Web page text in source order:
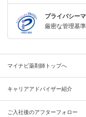
プライバシー
厳密な管理基
マイナビ薬剤師トップへ
キャリアアドバイザー紹介
ご入社後のアフターフォロー